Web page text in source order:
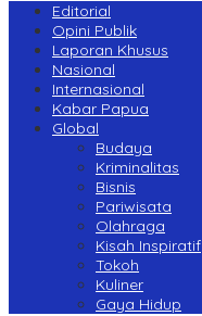
Editorial
Opini Publik
Laporan Khusus
Nasional
Internasional
Kabar Papua
Global
Budaya
Kriminalitas
Bisnis
Pariwisata
Olahraga
Kisah Inspiratif
Tokoh
Kuliner
Gaya Hidup